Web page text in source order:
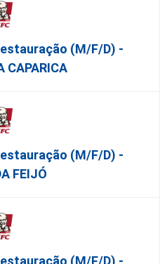
(m/f/d) -
CAPARICA
(m/f/d) -
FEIJÓ
(m/f/d) -